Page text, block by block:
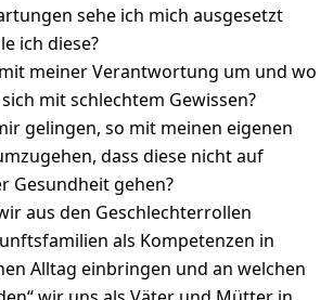
sehe ich mich ausgesetzt
ich diese?
meiner Verantwortung um und wo
mit schlechtem Gewissen?
gelingen, so mit meinen eigenen
dass diese nicht auf
Gesundheit gehen?
aus den Geschlechterrollen
als Kompetenzen in
Alltag einbringen und an welchen